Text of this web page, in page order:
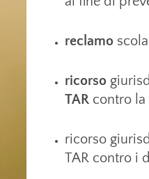
reclamo
ricorso
TAR contro
ricorso
TAR contro i